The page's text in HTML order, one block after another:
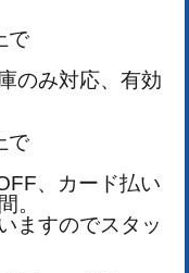
で
のみ対応、有効
で
、カード払い
。
ますのでスタッ